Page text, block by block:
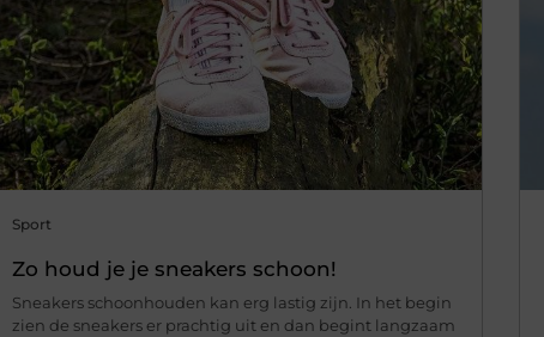
Sport
Zo houd je je sneakers schoon!
Sneakers schoonhouden kan erg lastig zijn. In het begin
zien de sneakers er prachtig uit en dan begint langzaam